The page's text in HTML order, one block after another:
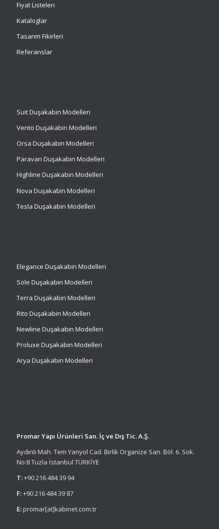
Fiyat Listeleri
Kataloglar
Tasarım Fikirleri
Referanslar
SuitDuşakabin Modelleri
Vento Duşakabin Modelleri
Orsa Duşakabin Modelleri
Paravan Duşakabin Modelleri
Highline Duşakabin Modelleri
Nova Duşakabin Modelleri
Tesla Duşakabin Modelleri
Elegance Duşakabin Modelleri
Sole Duşakabin Modelleri
Terra Duşakabin Modelleri
Rito Duşakabin Modelleri
Newline Duşakabin Modelleri
Proluxe Duşakabin Modelleri
Arya Duşakabin Modelleri
Promar Yapı Ürünleri San. İç ve Dış Tic. A.Ş.
Aydınlı Mah. Tem Yanyol Cad. Birlik Organize San. Böl. 6. Sok.
No:8 Tuzla İstanbul TÜRKİYE
T:+90 216 484 39 94
F:+90 216 484 39 87
E:promar[at]kabinet.com.tr